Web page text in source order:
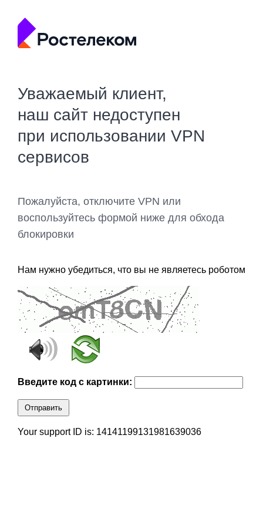
Уважаемый клиент,
наш сайт недоступен
при использовании VPN
сервисов
Пожалуйста, отключите VPN или
воспользуйтесь формой ниже для обхода
блокировки
Нам нужно убедиться, что вы не являетесь роботом
Введите код с картинки:
Отправить
Your support ID is: 14141199131981639036